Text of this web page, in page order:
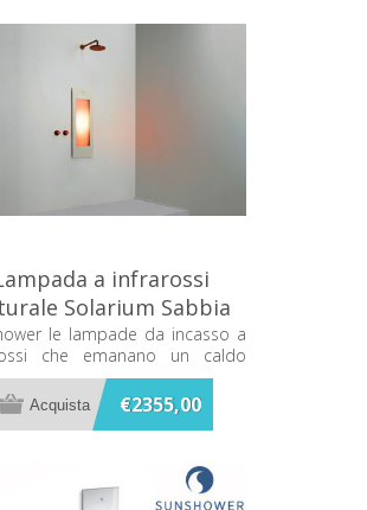
a infrarossi
Solarium Sabbia
One S S0500-
S0106
le lampade da incasso a
che emanano un caldo
mentre ti fai la doccia
€2355,00